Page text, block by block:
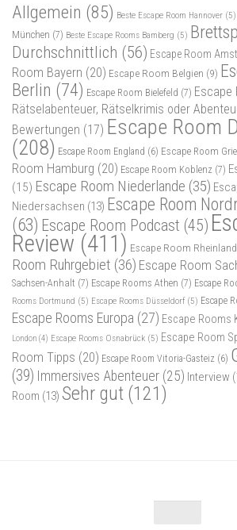
Allgemein (85) Beste Escape Room Hannover (5)
München (7) Beste Escape Rooms Bamberg (5)
Durchschnittlich (56) Escape Room
Room Bayern (20) Escape Room Belgien (9)
Berlin (74) Escape Room Bielefeld (7) Escape
Rätselabenteuer, Rätselkrimis oder
Bewertungen (17) Escape Room
(208) Escape Room England (6) Escape Room
Room Hamburg (20) Escape Room Koblenz (7)
(15) Escape Room Niederlande (35)
Niedersachsen (13) Escape Room
(63) Escape Room Podcast (45)
Review (411) Escape Room
Room Ruhrgebiet (36) Escape Room
Sachsen-Anhalt (7) Escape Rooms Athen (7) Escape
Rooms Dortmund (5) Escape Rooms Düsseldorf (5) Escape
Escape Rooms Europa (27) Escape Rooms
London (4) Escape Rooms Osnabrück (5) Escape Room
Room Tipps (20) Escape Room Vitoria-Gasteiz (6)
(39) Immersives Abenteuer (25) Interview
Room (13) Sehr gut (121)